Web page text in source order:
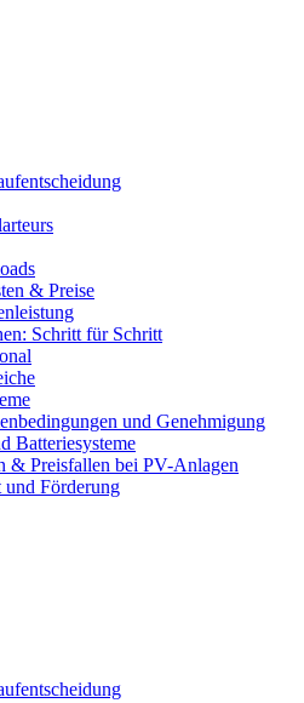
& Preise
Schritt für Schritt
und Genehmigung
Batteriesysteme
& Preisfallen bei PV-Anlagen
Förderung